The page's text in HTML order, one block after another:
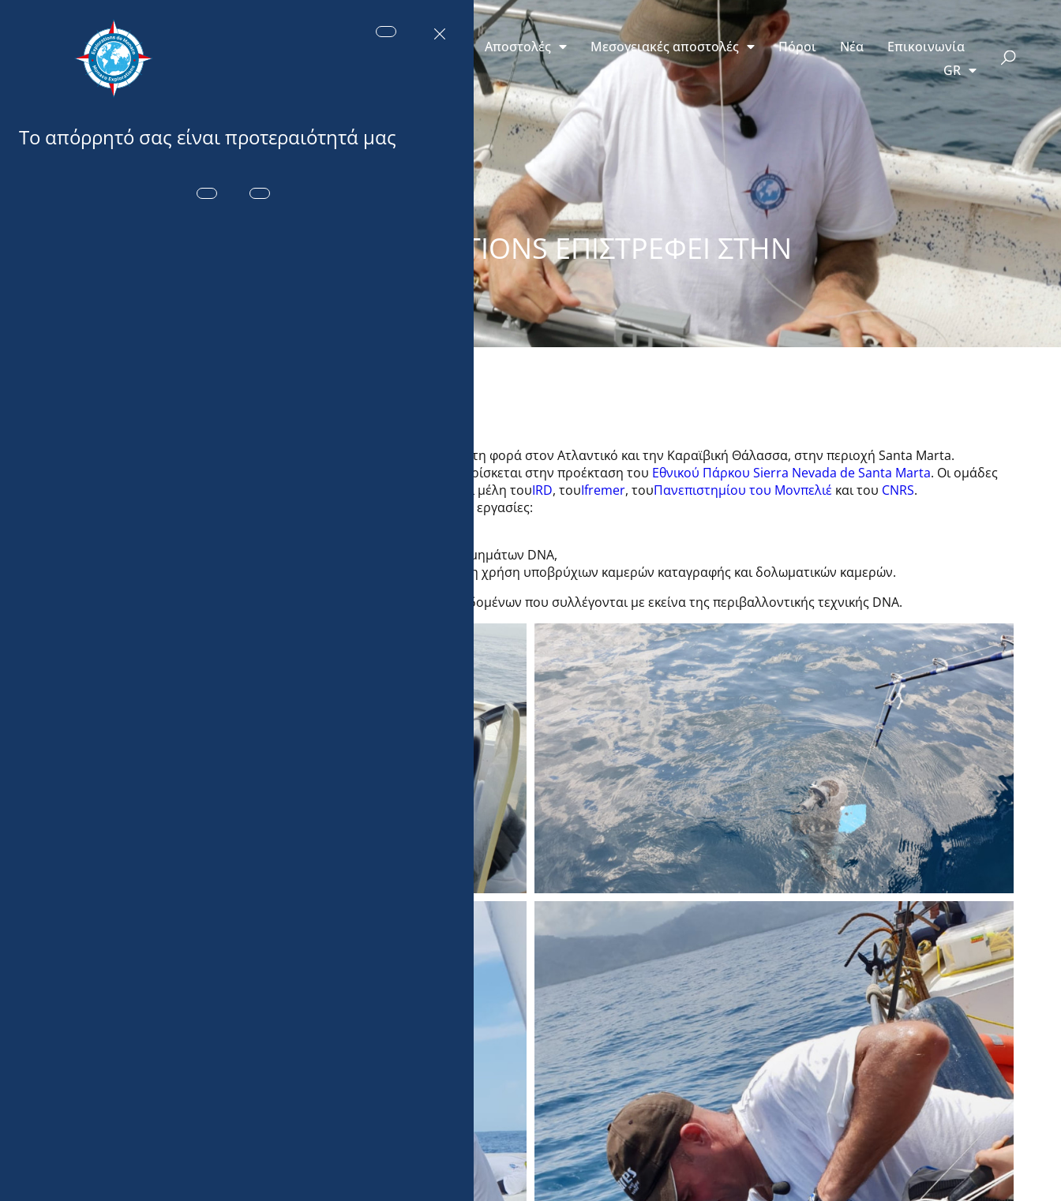
Αποστολές Μεσογειακές αποστολές Πόροι Νέα
Επικοινωνία
GR
Η MONACO EXPLORATIONS ΕΠΙΣΤΡΈΦΕΙ ΣΤΗΝ
επέστρεψαν στην Κολομβία, αλλά αυτή τη φορά στον Ατλαντικό και την Καραϊβική Θάλασσα, στην περιοχή Santa Marta.
Αυτή η ελάχιστα γνωστή και ελάχιστα μελετημένη θαλάσσια περιοχή βρίσκεται στην προέκταση του Εθνικού Πάρκου Sierra Nevada de Santa Marta. Οι ομάδες
, το οποίο συγκεντρώνει μέλη τουIRD, τουIfremer, τουΠανεπιστημίου του Μονπελιέ και του CNRS.
Κατά τη διάρκεια της αποστολής έχουν προγραμματιστεί οι ακόλουθες εργασίες:
Διήθηση θαλασσινού νερού για την ανάκτηση περιβαλλοντικών τμημάτων DNA,
Απογραφή της πανίδας και εκτίμηση της αφθονίας των ειδών με τη χρήση υποβρύχιων καμερών καταγραφής και δολωματικών καμερών.
Οι εικόνες της κάμερας χρησιμοποιούνται για τη διασταύρωση των δεδομένων που συλλέγονται με εκείνα της περιβαλλοντικής τεχνικής DNA.